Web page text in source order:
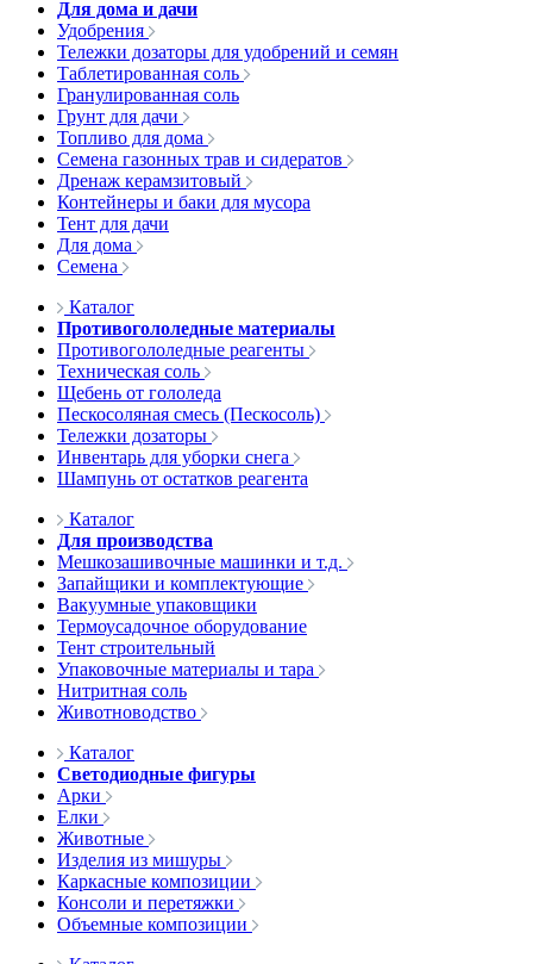
Для дома и дачи
Удобрения
Тележки дозаторы для удобрений и семян
Таблетированная соль
Гранулированная соль
Грунт для дачи
Топливо для дома
Семена газонных трав и сидератов
Дренаж керамзитовый
Контейнеры и баки для мусора
Тент для дачи
Для дома
Семена
Каталог
Противогололедные материалы
Противогололедные реагенты
Техническая соль
Щебень от гололеда
Пескосоляная смесь (Пескосоль)
Тележки дозаторы
Инвентарь для уборки снега
Шампунь от остатков реагента
Каталог
Для производства
Мешкозашивочные машинки и т.д.
Запайщики и комплектующие
Вакуумные упаковщики
Термоусадочное оборудование
Тент строительный
Упаковочные материалы и тара
Нитритная соль
Животноводство
Каталог
Светодиодные фигуры
Арки
Елки
Животные
Изделия из мишуры
Каркасные композиции
Консоли и перетяжки
Объемные композиции